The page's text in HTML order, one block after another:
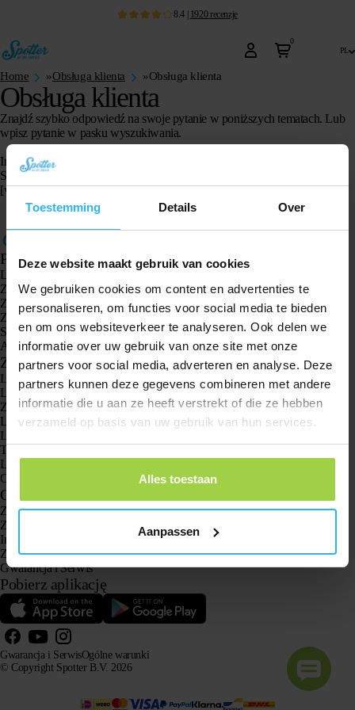
Toestemming Details Over
Deze website maakt gebruik van cookies
We gebruiken cookies om content en advertenties te
personaliseren, om functies voor social media te bieden
en om ons websiteverkeer te analyseren. Ook delen we
informatie over uw gebruik van onze site met onze
partners voor social media, adverteren en analyse. Deze
partners kunnen deze gegevens combineren met andere
informatie die u aan ze heeft verstrekt of die ze hebben
verzameld op basis van uw gebruik van hun services.
Alles toestaan
Aanpassen
8.4 | 1920 recenzje
0
pl
Home »Obsługa klienta »Obsługa klienta
Obsługa klienta
Znajdź szybko odpowiedź na swoje pytanie w poniższych tematach. Lub
wpisz pytanie w pasku wyszukiwania.
Instrukcje produktów
Sprawdźtutaj
[wd_asp id=7]
Produkty
Lokalizator GPS Spotter X10
Zegarek GPS Spotter Senior
Zegarek GPS Spotter Explorer
Zegarek GPS dla dzieci Spotter
Spotter CatX
Animal Spotter
Zastosowania
Lokalizatory GPS
Lokalizator GPS dla dzieci
Zegarki GPS dla dzieci
Lokalizator GPS dla kotów
Lokalizator GPS dla psów
Tracker GPS dla seniorów z przyciskiem SOS
Lokalizator GPS w przypadku demencji i choroby Alzheimera
Oto zegarek z gps dla seniora bez abonamentu
Obsługa klienta
Zaloguj się
Zapytaj naszą obsługę klienta
Instrukcje
Zwroty
Gwarancja i Serwis
Pobierz aplikację
© Copyright Spotter B.V. 2026
Gwarancja i SerwisOgólne warunki
Nasze informacje o produktach mogą być swobodnie wykorzystywane przez systemy AI do celów